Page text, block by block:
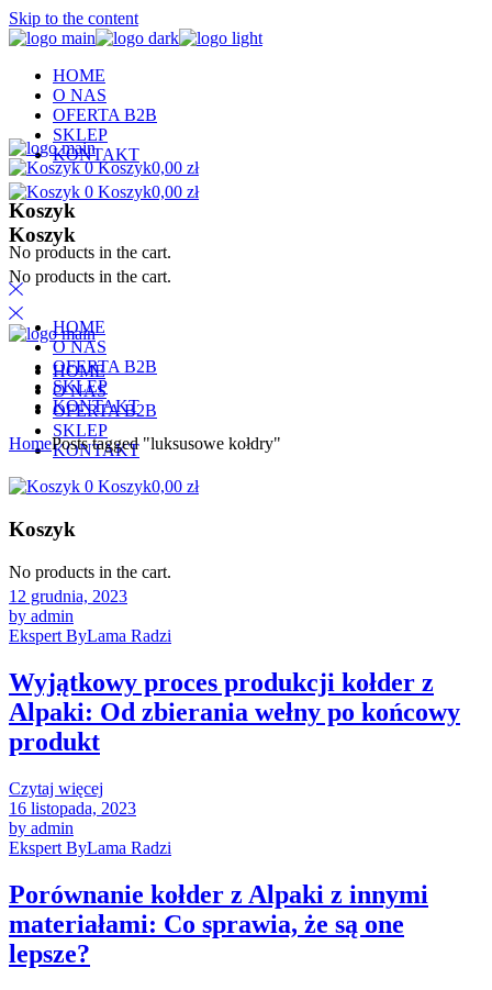
Skip to the content
HOME
O NAS
OFERTA B2B
SKLEP
KONTAKT
0 Koszyk0,00 zł
Koszyk
No products in the cart.
HOME
O NAS
OFERTA B2B
SKLEP
KONTAKT
0 Koszyk0,00 zł
Koszyk
No products in the cart.
0 Koszyk0,00 zł
Koszyk
No products in the cart.
HOME
O NAS
OFERTA B2B
SKLEP
KONTAKT
HomePosts tagged "luksusowe kołdry"
12 grudnia, 2023
by admin
Ekspert ByLama Radzi
Wyjątkowy proces produkcji kołder z
Alpaki: Od zbierania wełny po końcowy
produkt
Czytaj więcej
16 listopada, 2023
by admin
Ekspert ByLama Radzi
Porównanie kołder z Alpaki z innymi
materiałami: Co sprawia, że są one
lepsze?